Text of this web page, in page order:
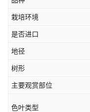
栽培环境
是否进口
地径
树形
主要观赏部位
色叶类型